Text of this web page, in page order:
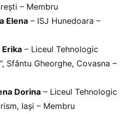
– Membru
Elena – ISJ Hunedoara –
– Liceul Tehnologic
Sfântu Gheorghe, Covasna –
Dorina – Liceul Tehnologic
Iași – Membru